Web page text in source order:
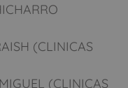
(CLINICAS
(CLINICAS